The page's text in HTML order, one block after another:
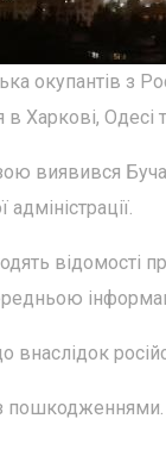
окупантів з
Харкові, Одесі
виявився
відомості
внаслідок
пошкодженнями.